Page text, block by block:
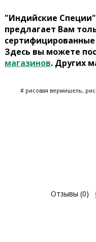
"Индийские
предлагает Вам
Здесь вы можете
магазинов. Других
# рисовая вермишель,
Отзывы (0)